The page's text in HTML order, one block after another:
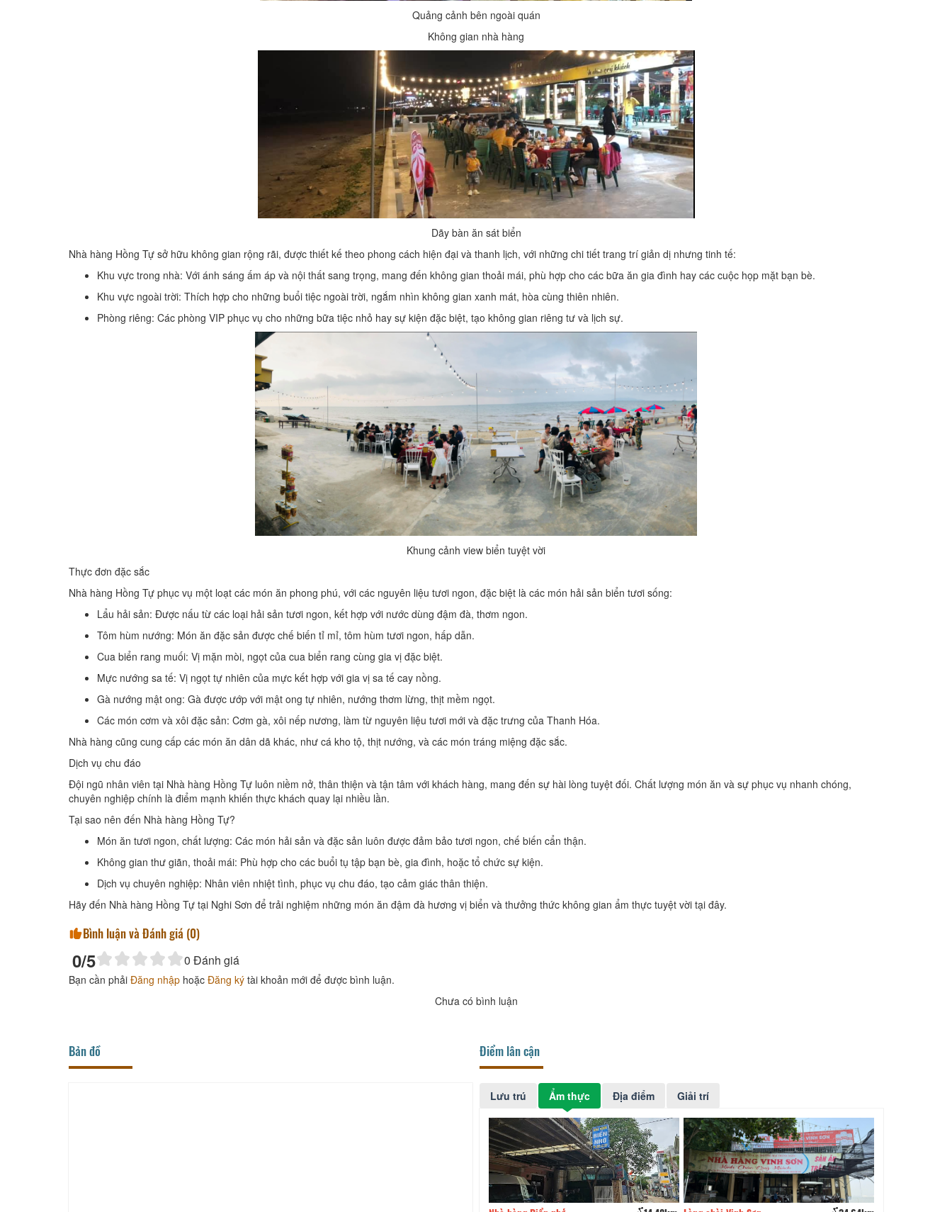
Quảng cảnh bên ngoài quán
Không gian nhà hàng
Dãy bàn ăn sát biển
Nhà hàng Hồng Tự sở hữu không gian rộng rãi, được thiết kế theo phong cách hiện đại và thanh lịch, với những chi tiết trang trí giản dị nhưng tinh tế:
Khu vực trong nhà: Với ánh sáng ấm áp và nội thất sang trọng, mang đến không gian thoải mái, phù hợp cho các bữa ăn gia đình hay các cuộc họp mặt bạn bè.
Khu vực ngoài trời: Thích hợp cho những buổi tiệc ngoài trời, ngắm nhìn không gian xanh mát, hòa cùng thiên nhiên.
Phòng riêng: Các phòng VIP phục vụ cho những bữa tiệc nhỏ hay sự kiện đặc biệt, tạo không gian riêng tư và lịch sự.
Khung cảnh view biển tuyệt vời
Thực đơn đặc sắc
Nhà hàng Hồng Tự phục vụ một loạt các món ăn phong phú, với các nguyên liệu tươi ngon, đặc biệt là các món hải sản biển tươi sống:
Lẩu hải sản: Được nấu từ các loại hải sản tươi ngon, kết hợp với nước dùng đậm đà, thơm ngon.
Tôm hùm nướng: Món ăn đặc sản được chế biến tỉ mỉ, tôm hùm tươi ngon, hấp dẫn.
Cua biển rang muối: Vị mặn mòi, ngọt của cua biển rang cùng gia vị đặc biệt.
Mực nướng sa tế: Vị ngọt tự nhiên của mực kết hợp với gia vị sa tế cay nồng.
Gà nướng mật ong: Gà được ướp với mật ong tự nhiên, nướng thơm lừng, thịt mềm ngọt.
Các món cơm và xôi đặc sản: Cơm gà, xôi nếp nương, làm từ nguyên liệu tươi mới và đặc trưng của Thanh Hóa.
Nhà hàng cũng cung cấp các món ăn dân dã khác, như cá kho tộ, thịt nướng, và các món tráng miệng đặc sắc.
Dịch vụ chu đáo
Đội ngũ nhân viên tại Nhà hàng Hồng Tự luôn niềm nở, thân thiện và tận tâm với khách hàng, mang đến sự hài lòng tuyệt đối. Chất lượng món ăn và sự phục vụ nhanh chóng,
chuyên nghiệp chính là điểm mạnh khiến thực khách quay lại nhiều lần.
Tại sao nên đến Nhà hàng Hồng Tự?
Món ăn tươi ngon, chất lượng: Các món hải sản và đặc sản luôn được đảm bảo tươi ngon, chế biến cẩn thận.
Không gian thư giãn, thoải mái: Phù hợp cho các buổi tụ tập bạn bè, gia đình, hoặc tổ chức sự kiện.
Dịch vụ chuyên nghiệp: Nhân viên nhiệt tình, phục vụ chu đáo, tạo cảm giác thân thiện.
Hãy đến Nhà hàng Hồng Tự tại Nghi Sơn để trải nghiệm những món ăn đậm đà hương vị biển và thưởng thức không gian ẩm thực tuyệt vời tại đây.
Bình luận và Đánh giá (0)
0/5 0 Đánh giá
Bạn cần phải Đăng nhập hoặc Đăng ký tài khoản mới để được bình luận.
Chưa có bình luận
Bản đồ Điểm lân cận
Lưu trú Ẩm thực Địa điểm Giải trí